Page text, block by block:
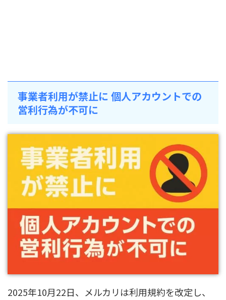
事業者利用が禁止に 個人アカウントでの
営利行為が不可に
2025年10月22日、メルカリは利用規約を改定し、